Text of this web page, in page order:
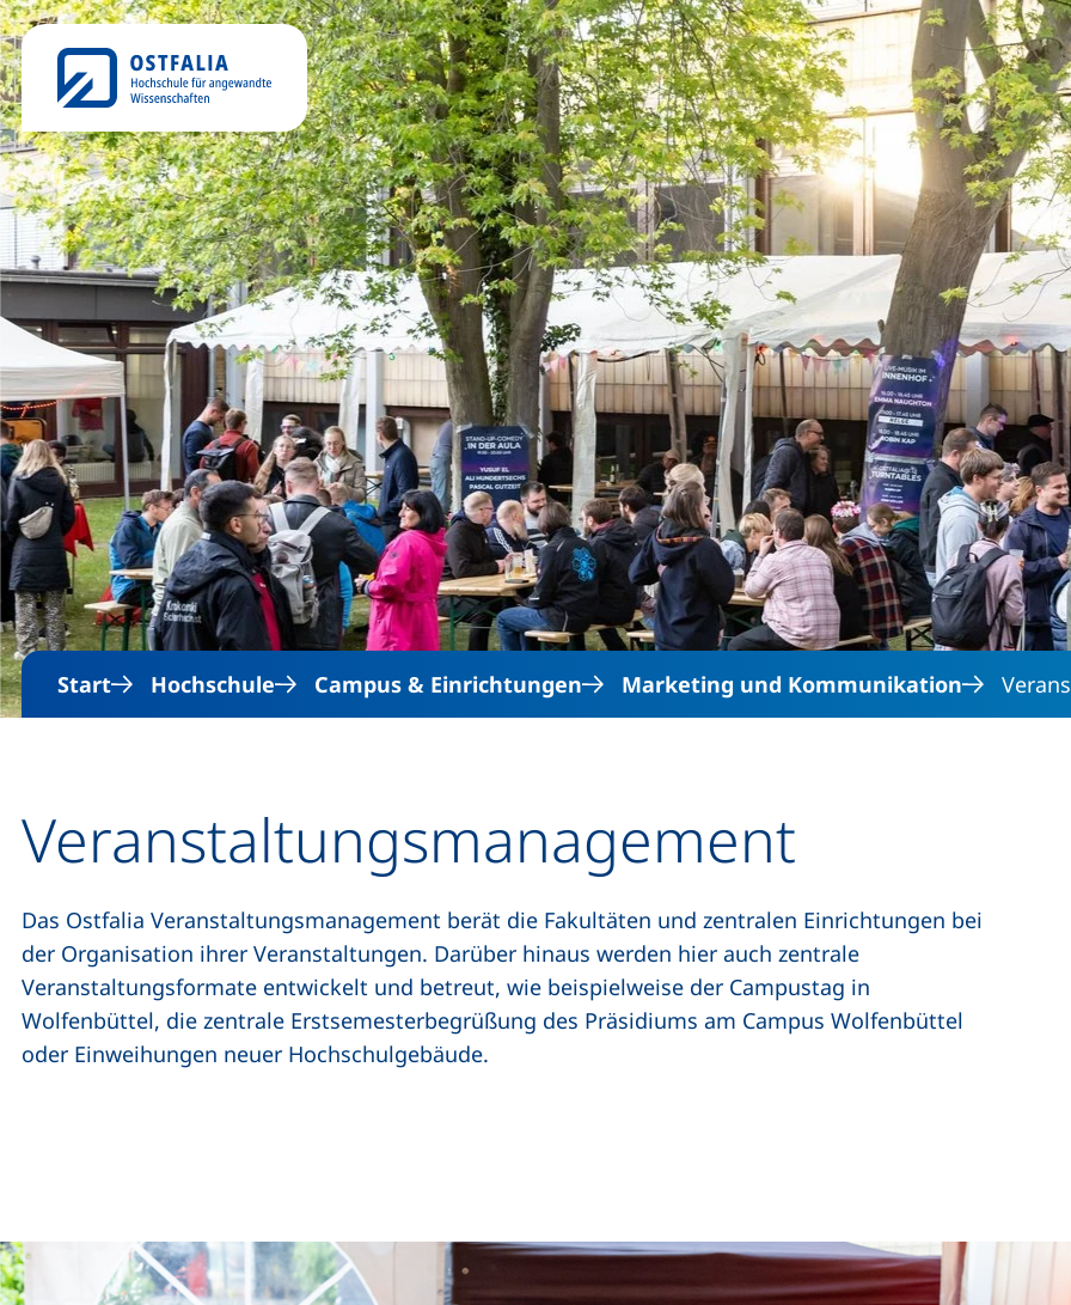
Direkt zum Inhalt
Start Hochschule Campus & Einrichtungen Marketing und Kommunikation
Veranstaltungsmanagement
Das Ostfalia Veranstaltungsmanagement berät die Fakultäten und zentralen Einrichtungen bei
der Organisation ihrer Veranstaltungen. Darüber hinaus werden hier auch zentrale
Veranstaltungsformate entwickelt und betreut, wie beispielweise der Campustag in
Wolfenbüttel, die zentrale Erstsemesterbegrüßung des Präsidiums am Campus Wolfenbüttel
oder Einweihungen neuer Hochschulgebäude.